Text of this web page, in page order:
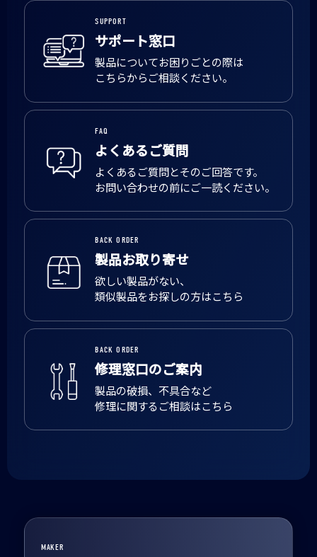
SUPPORT
サポート窓口
製品についてお困りごとの際は
こちらからご相談ください。
FAQ
よくあるご質問
よくあるご質問とそのご回答です。
お問い合わせの前にご一読ください。
BACK ORDER
製品お取り寄せ
欲しい製品がない、
類似製品をお探しの方はこちら
BACK ORDER
修理窓口のご案内
製品の破損、不具合など
修理に関するご相談はこちら
MAKER